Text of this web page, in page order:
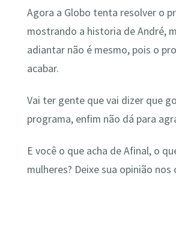
Agora a Globo tenta resolver o
mostrando a historia de André,
adiantar não é mesmo, pois o
acabar.
Vai ter gente que vai dizer que
programa, enfim não dá para
E você o que acha de Afinal, o
mulheres? Deixe sua opinião